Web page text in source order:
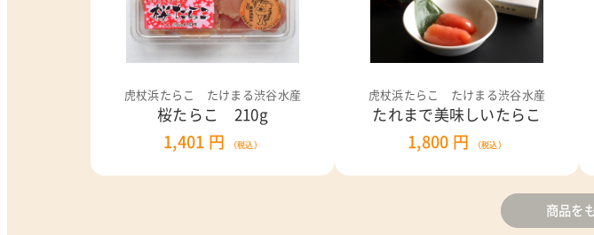
虎杖浜たらこ たけまる渋谷水産
桜たらこ 210g
1,401 円 （税込）
虎杖浜たらこ たけまる渋谷水産
たれまで美味しいたらこ
1,800 円 （税込）
商品を